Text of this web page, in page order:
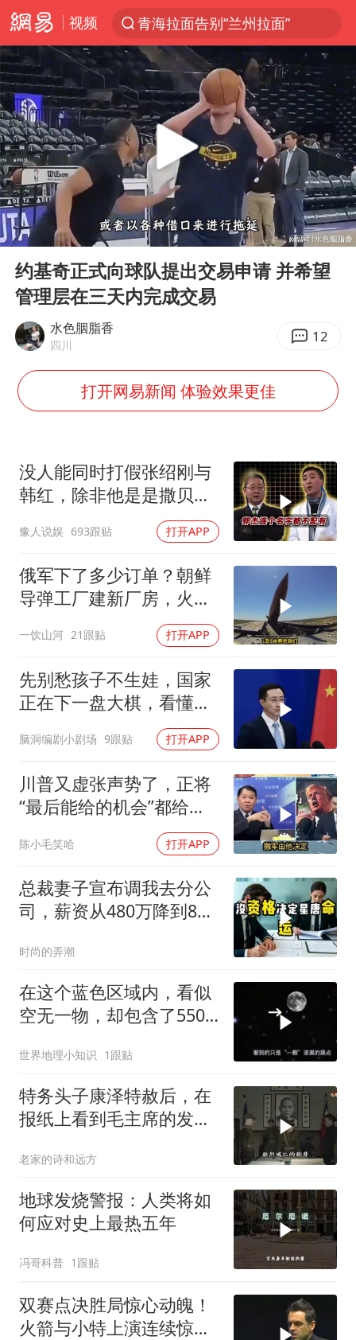
视频
青海拉面告别“兰州拉面”
以“新”破局 首发经济点亮城市消费活力
U17国足三战全胜
青海海西州茫崖市发生3.1级地震
我国编制完成新版全月地质图
台风白海豚登陆地点更新
巡查组提问 工作人员偷用手机查答案
看守所辅警收受10万获刑1年
多地要求领导干部带头休假
台风白海豚进入48小时警戒线
宇树科技发行价格150.80元/股
首次证实！“胶球”存在
中方回应是否在太平洋海底开采稀土
27岁女子成组织卖淫集团主犯被通缉
法国将禁止“未经同意的电话营销”
奋进开新局 实干挑大梁
Play
00:00 00:47
约基奇正式向球队提出交易申请 并希望
管理层在三天内完成交易
水色胭脂香
四川 12
打开网易新闻 体验效果更佳
没人能同时打假张绍刚与
韩红，除非他是是撒贝
豫人说娱 693跟贴 打开APP
俄军下了多少订单？朝鲜
导弹工厂建新厂房，火星
11让乌军印象深刻
一饮山河 21跟贴 打开APP
先别愁孩子不生娃，国家
正在下一盘大棋，看懂的
脑洞编剧小剧场 9跟贴 打开APP
川普又虚张声势了，正将
“最后能给的机会”都给伊
陈小毛笑哈 打开APP
总裁妻子宣布调我去分公
司，薪资从480万降到8
时尚的弄潮
在这个蓝色区域内，看似
空无一物，却包含了5500
世界地理小知识 1跟贴
特务头子康泽特赦后，在
报纸上看到毛主席的发
老家的诗和远方
地球发烧警报：人类将如
何应对史上最热五年
冯哥科普 1跟贴
双赛点决胜局惊心动魄！
火箭与小特上演连续惊险